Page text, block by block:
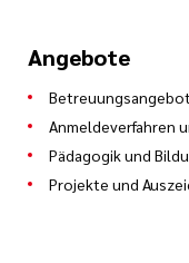
Angebote
Anmeldeverfahren
Pädagogik und
Projekte und